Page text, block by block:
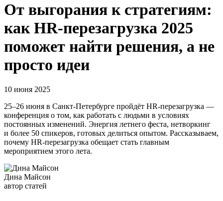
От выгорания к стратегиям:
как HR-перезагрузка 2025
поможет найти решения, а не
просто идеи
10 июня 2025
25–26 июня в Санкт-Петербурге пройдёт HR-перезагрузка —
конференция о том, как работать с людьми в условиях
постоянных изменений. Энергия летнего феста, нетворкинг
и более 50 спикеров, готовых делиться опытом. Рассказываем,
почему HR-перезагрузка обещает стать главным
мероприятием этого лета.
Дина Майсон
автор статей